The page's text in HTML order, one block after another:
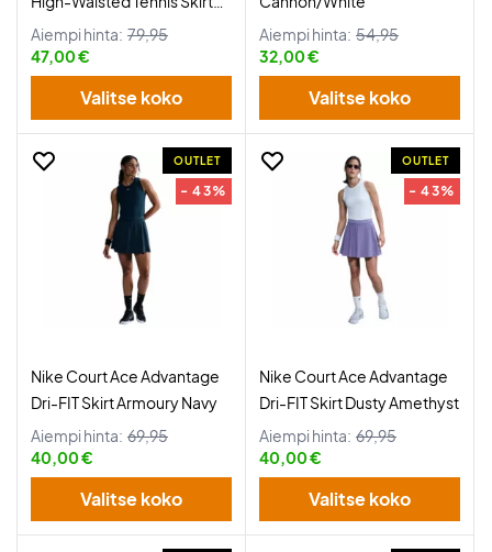
Burgundy Crush
Aiempi hinta: 79,95
47,00 €
Valitse koko
Aiempi hinta: 54,95
32,00 €
Valitse koko
OUTLET
- 43%
Nike Court Ace Advantage
Dri-FIT Skirt Armoury Navy
Aiempi hinta: 69,95
40,00 €
Valitse koko
OUTLET
- 43%
Nike Court Ace Advantage
Dri-FIT Skirt Dusty Amethyst
Aiempi hinta: 69,95
40,00 €
Valitse koko